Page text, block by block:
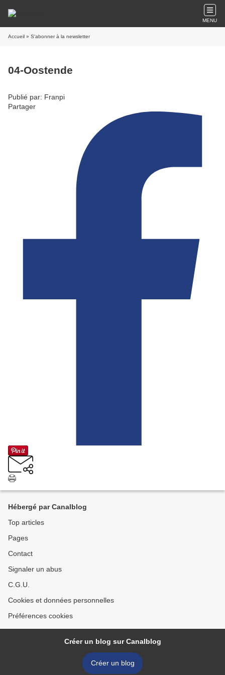
MENU
Accueil » S'abonner à la newsletter
04-Oostende
Publié par: Franpi
Partager
Hébergé par Canalblog
Top articles
Pages
Contact
Signaler un abus
C.G.U.
Cookies et données personnelles
Préférences cookies
Créer un blog sur Canalblog
Créer un blog